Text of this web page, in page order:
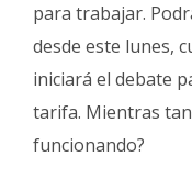
para trabajar.
desde este lunes,
iniciará el debate
tarifa. Mientras
funcionando?